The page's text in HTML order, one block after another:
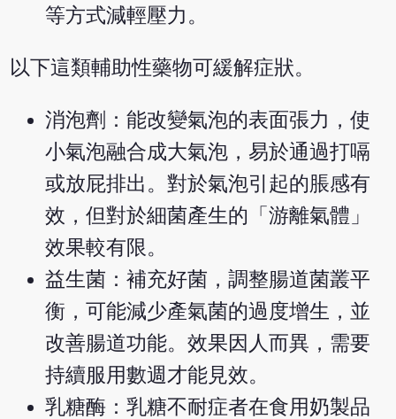
等方式減輕壓力。
以下這類輔助性藥物可緩解症狀。
消泡劑：能改變氣泡的表面張力，使
小氣泡融合成大氣泡，易於通過打嗝
或放屁排出。對於氣泡引起的脹感有
效，但對於細菌產生的「游離氣體」
效果較有限。
益生菌：補充好菌，調整腸道菌叢平
衡，可能減少產氣菌的過度增生，並
改善腸道功能。效果因人而異，需要
持續服用數週才能見效。
乳糖酶：乳糖不耐症者在食用奶製品